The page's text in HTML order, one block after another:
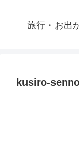
旅行・お出
kusiro-